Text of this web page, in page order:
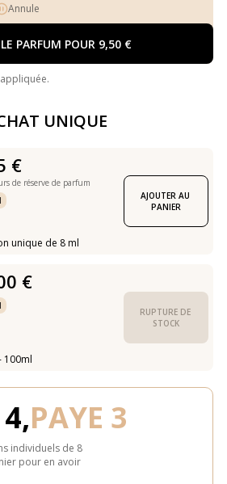
Annule
LE PARFUM POUR 9,50 €
UNIQUE
€
de réserve de parfum
unique de 8 ml
AJOUTER AU
PANIER
€
100ml
RUPTURE DE
STOCK
PAYE 3
individuels de 8
pour en avoir